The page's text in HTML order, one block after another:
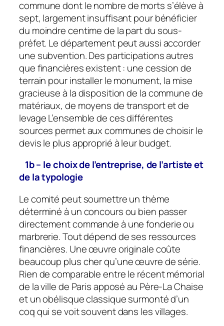
commune dont le nombre de morts s’élève à
sept, largement insuffisant pour bénéficier
du moindre centime de la part du sous-
préfet. Le département peut aussi accorder
une subvention. Des participations autres
que financières existent : une cession de
terrain pour installer le monument, la mise
gracieuse à la disposition de la commune de
matériaux, de moyens de transport et de
levage L’ensemble de ces différentes
sources permet aux communes de choisir le
devis le plus approprié à leur budget.
1b – le choix de l’entreprise, de l’artiste et
de la typologie
Le comité peut soumettre un thème
déterminé à un concours ou bien passer
directement commande à une fonderie ou
marbrerie. Tout dépend de ses ressources
financières. Une œuvre originale coûte
beaucoup plus cher qu’une œuvre de série.
Rien de comparable entre le récent mémorial
de la ville de Paris apposé au Père-La Chaise
et un obélisque classique surmonté d’un
coq qui se voit souvent dans les villages.